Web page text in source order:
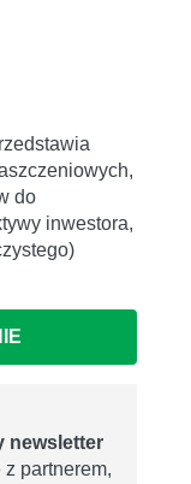
do
inwestora,
newsletter
partnerem,